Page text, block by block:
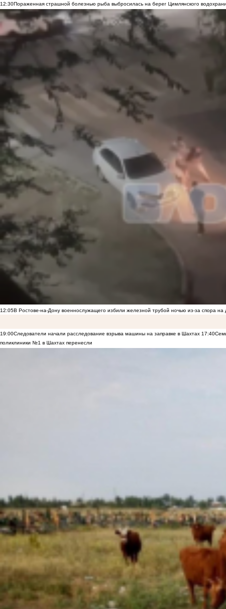
12:30Пораженная страшной болезнью рыба выбросилась на берег Цимлянского
12:05В Ростове-на-Дону военнослужащего избили железной трубой ночью из-за спора на
19:00Следователи начали расследование взрыва машины на заправке в Шахтах 17:40
поликлиники №1 в Шахтах перенесли